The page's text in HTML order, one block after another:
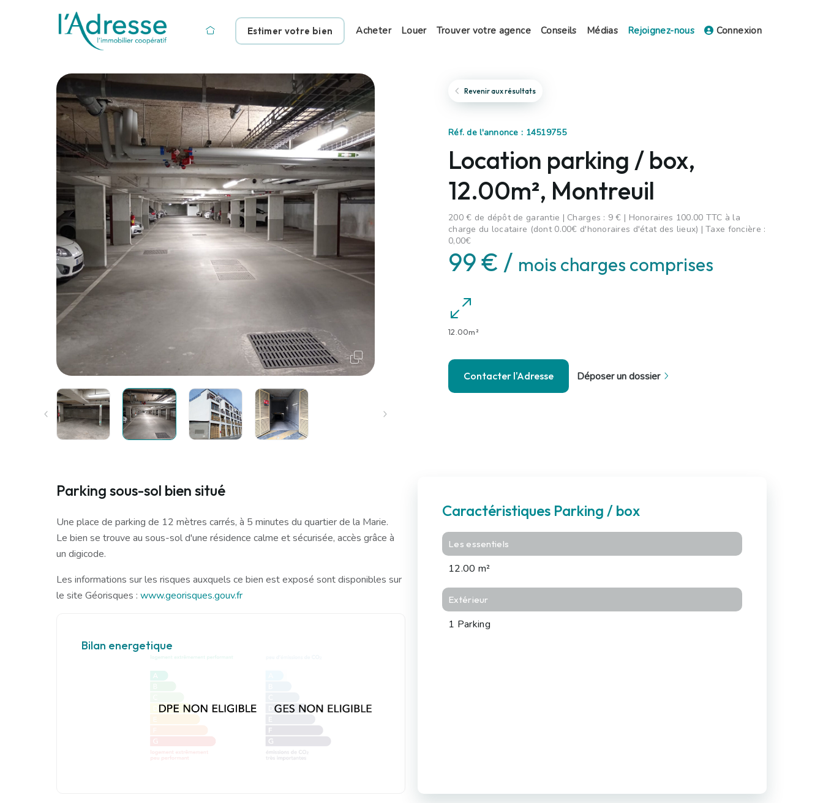
Estimer votre bien Acheter Louer Trouver votre agence Conseils Médias Rejoignez-nous Connexion
Revenir aux résultats
Réf. de l'annonce : 14519755
Location parking / box,
12.00m², Montreuil
200 € de dépôt de garantie | Charges : 9 € | Honoraires 100.00 TTC à la
charge du locataire (dont 0.00€ d'honoraires d'état des lieux) | Taxe foncière :
0,00€
99 € / mois charges comprises
12.00m²
Contacter l'Adresse Déposer un dossier
Parking sous-sol bien situé
Une place de parking de 12 mètres carrés, à 5 minutes du quartier de la Marie.
Le bien se trouve au sous-sol d'une résidence calme et sécurisée, accès grâce à
un digicode.
Les informations sur les risques auxquels ce bien est exposé sont disponibles sur
le site Géorisques : www.georisques.gouv.fr
Bilan energetique
Caractéristiques Parking / box
Les essentiels
12.00 m²
Extérieur
1 Parking